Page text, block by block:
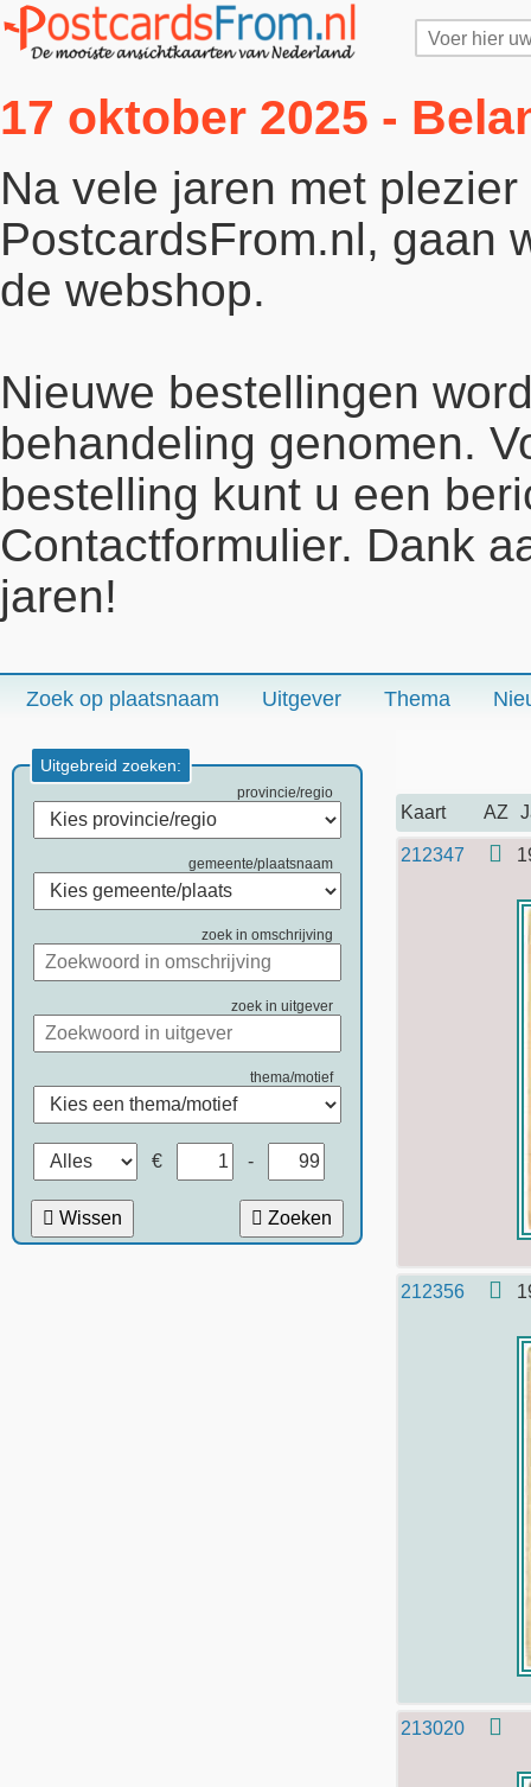
17 oktober 2025 -
Na vele jaren met
PostcardsFrom.nl, gaan
de webshop.
Nieuwe bestellingen
behandeling genomen.
bestelling kunt u een
Contactformulier. Dank
jaren!
Zoek op plaatsnaam Uitgever Thema
Uitgebreid zoeken:
provincie/regio
gemeente/plaatsnaam
zoek in omschrijving
zoek in uitgever
thema/motief
€ -
Wissen Zoeken
Kaart AZ
212347
212356
213020